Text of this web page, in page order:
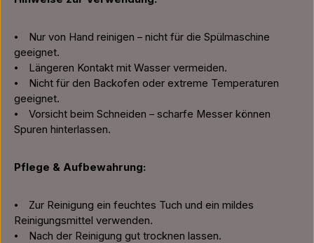
⦁ Nur von Hand reinigen – nicht für die Spülmaschine
geeignet.
⦁ Längeren Kontakt mit Wasser vermeiden.
⦁ Nicht für den Backofen oder extreme Temperaturen
geeignet.
⦁ Vorsicht beim Schneiden – scharfe Messer können
Spuren hinterlassen.
Pflege & Aufbewahrung:
⦁ Zur Reinigung ein feuchtes Tuch und ein mildes
Reinigungsmittel verwenden.
⦁ Nach der Reinigung gut trocknen lassen.